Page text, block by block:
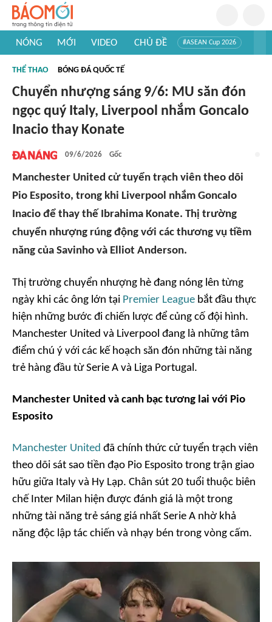
NÓNG MỚI VIDEO CHỦ ĐỀ #ASEAN Cup 2026
#Khám phá thế giới
THỂ THAO BÓNG ĐÁ QUỐC TẾ
Chuyển nhượng sáng 9/6: MU săn đón
ngọc quý Italy, Liverpool nhắm Goncalo
Inacio thay Konate
09/6/2026 Gốc
Manchester United cử tuyển trạch viên theo dõi
Pio Esposito, trong khi Liverpool nhắm Goncalo
Inacio để thay thế Ibrahima Konate. Thị trường
chuyển nhượng rúng động với các thương vụ tiềm
năng của Savinho và Elliot Anderson.
Thị trường chuyển nhượng hè đang nóng lên từng
ngày khi các ông lớn tại Premier League bắt đầu thực
hiện những bước đi chiến lược để củng cố đội hình.
Manchester United và Liverpool đang là những tâm
điểm chú ý với các kế hoạch săn đón những tài năng
trẻ hàng đầu từ Serie A và Liga Portugal.
Manchester United và canh bạc tương lai với Pio
Esposito
Manchester United đã chính thức cử tuyển trạch viên
theo dõi sát sao tiền đạo Pio Esposito trong trận giao
hữu giữa Italy và Hy Lạp. Chân sút 20 tuổi thuộc biên
chế Inter Milan hiện được đánh giá là một trong
những tài năng trẻ sáng giá nhất Serie A nhờ khả
năng độc lập tác chiến và nhạy bén trong vòng cấm.